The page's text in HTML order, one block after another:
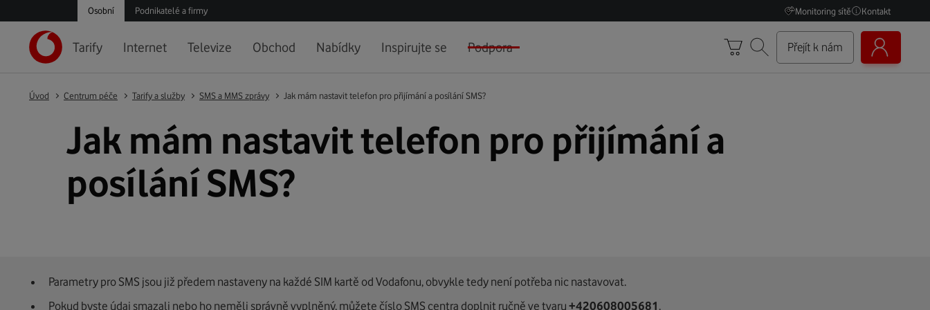
Osobní Podnikatelé a firmy Monitoring sítě Kontakt
Tarify Internet Televize Obchod Nabídky Inspirujte se Podpora Přejít k nám
Úvod Centrum péče Tarify a služby SMS a MMS zprávy Jak mám nastavit telefon pro přijímání a posílání SMS?
Jak mám nastavit telefon pro přijímání a
posílání SMS?
Parametry pro SMS jsou již předem nastaveny na každé SIM kartě od Vodafonu, obvykle tedy není potřeba nic nastavovat.
Pokud byste údaj smazali nebo ho neměli správně vyplněný, můžete číslo SMS centra doplnit ručně ve tvaru +420608005681 .